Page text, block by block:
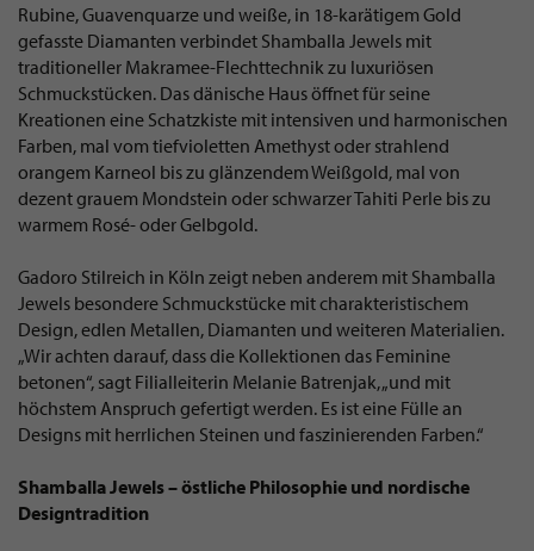
Rubine, Guavenquarze und weiße, in 18-karätigem Gold
gefasste Diamanten verbindet Shamballa Jewels mit
traditioneller Makramee-Flechttechnik zu luxuriösen
Schmuckstücken. Das dänische Haus öffnet für seine
Kreationen eine Schatzkiste mit intensiven und harmonischen
Farben, mal vom tiefvioletten Amethyst oder strahlend
orangem Karneol bis zu glänzendem Weißgold, mal von
dezent grauem Mondstein oder schwarzer Tahiti Perle bis zu
warmem Rosé- oder Gelbgold.
Gadoro Stilreich in Köln zeigt neben anderem mit Shamballa
Jewels besondere Schmuckstücke mit charakteristischem
Design, edlen Metallen, Diamanten und weiteren Materialien.
„Wir achten darauf, dass die Kollektionen das Feminine
betonen“, sagt Filialleiterin Melanie Batrenjak, „und mit
höchstem Anspruch gefertigt werden. Es ist eine Fülle an
Designs mit herrlichen Steinen und faszinierenden Farben.“
Shamballa Jewels – östliche Philosophie und nordische
Designtradition